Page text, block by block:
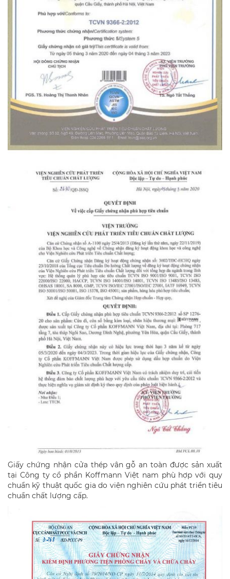
Giấy chứng nhận cửa thép vân gỗ an toàn được sản xuất
tại Công ty cổ phần Koffmann Việt nam phù hợp với quy
chuẩn kỹ thuật quốc gia do viện nghiên cứu phát triển tiêu
chuẩn chất lượng cấp.